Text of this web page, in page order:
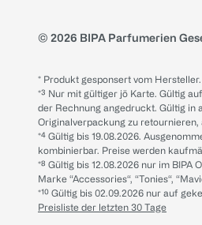
© 2026 BIPA Parfumerien
* Produkt gesponsert vom
*³ Nur mit gültiger jö Karte. Gültig
der Rechnung angedruckt. Gültig in
Originalverpackung zu
*⁴ Gültig bis 19.08.2026.
kombinierbar. Preise werden
*⁸ Gültig bis 12.08.2026 nur im
Marke “Accessories“, “Tonies“,
*¹⁰ Gültig bis 02.09.2026 nur auf
Preisliste der letzten 30 Tage